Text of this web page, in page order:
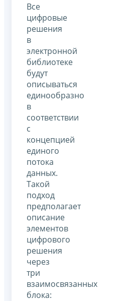
Все
цифровые
решения
в
электронной
библиотеке
будут
описываться
единообразно
в
соответствии
с
концепцией
единого
потока
данных.
Такой
подход
предполагает
описание
элементов
цифрового
решения
через
три
взаимосвязанных
блока: